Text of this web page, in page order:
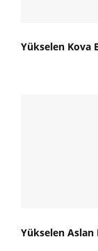
Yükselen Kova
Yükselen Aslan